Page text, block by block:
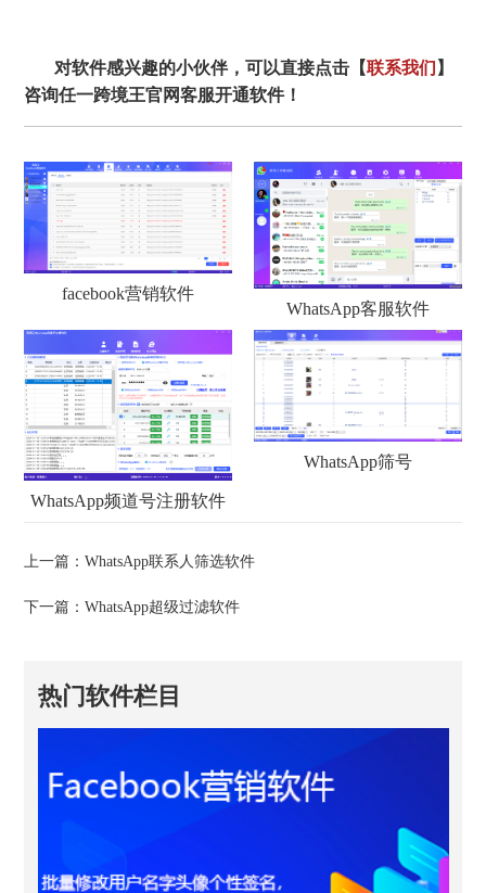
对软件感兴趣的小伙伴，可以直接点击【联系我们 】
咨询任一跨境王官网客服开通软件！
facebook营销软件
WhatsApp客服软件
WhatsApp频道号注册软件
WhatsApp筛号
上一篇：WhatsApp联系人筛选软件
下一篇：WhatsApp超级过滤软件
热门软件栏目